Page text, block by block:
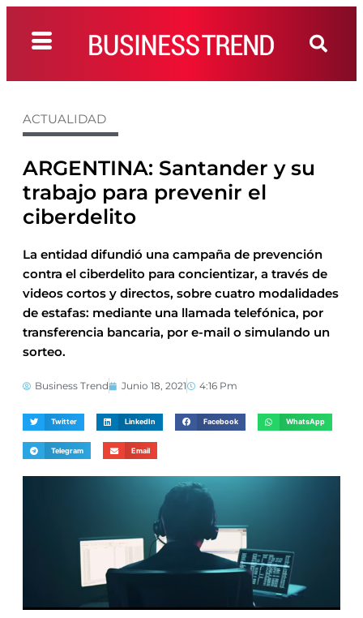
ACTUALIDAD
ARGENTINA: Santander y su
trabajo para prevenir el
ciberdelito
La entidad difundió una campaña de prevención
contra el ciberdelito para concientizar, a través de
videos cortos y directos, sobre cuatro modalidades
de estafas: mediante una llamada telefónica, por
transferencia bancaria, por e-mail o simulando un
sorteo.
Business Trend Junio 18, 2021 4:16 Pm
Twitter LinkedIn Facebook WhatsApp
Telegram Email